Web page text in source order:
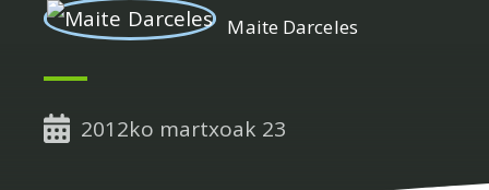
Maite Darceles
2012ko martxoak 23